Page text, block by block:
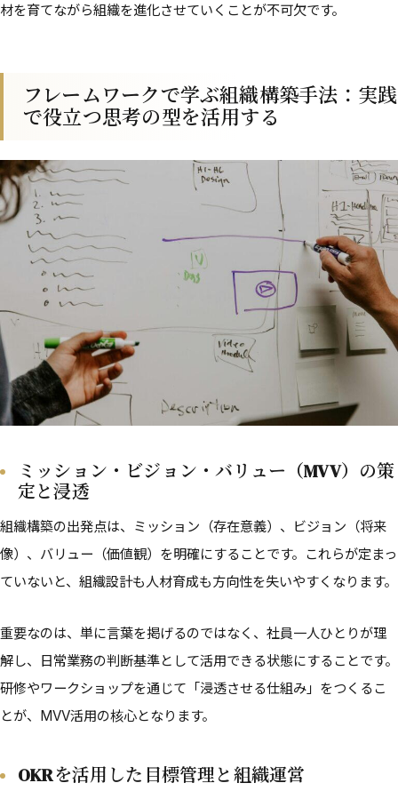
材を育てながら組織を進化させていくことが不可欠です。
フレームワークで学ぶ組織構築手法：実践
で役立つ思考の型を活用する
ミッション・ビジョン・バリュー（MVV）の策
定と浸透
組織構築の出発点は、ミッション（存在意義）、ビジョン（将来
像）、バリュー（価値観）を明確にすることです。これらが定まっ
ていないと、組織設計も人材育成も方向性を失いやすくなります。
重要なのは、単に言葉を掲げるのではなく、社員一人ひとりが理
解し、日常業務の判断基準として活用できる状態にすることです。
研修やワークショップを通じて「浸透させる仕組み」をつくるこ
とが、MVV活用の核心となります。
OKRを活用した目標管理と組織運営